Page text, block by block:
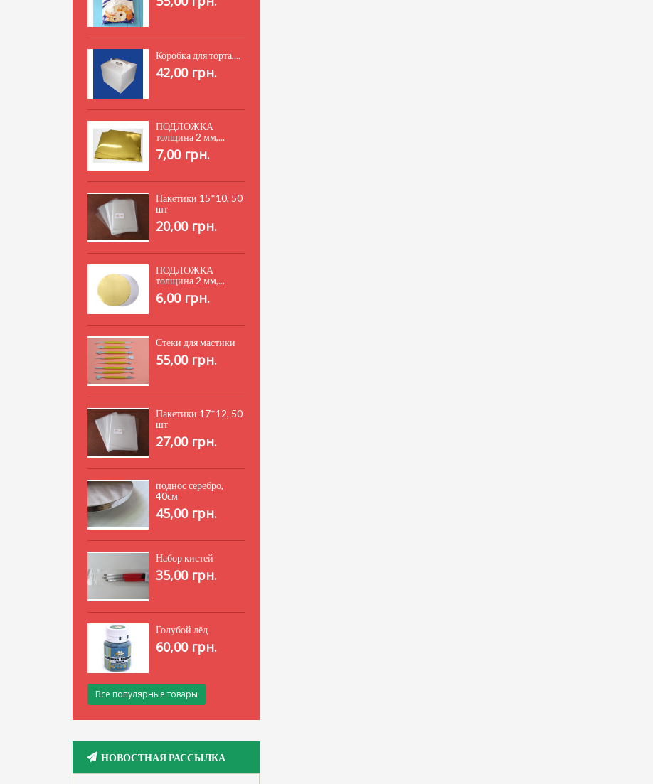
Коробка для торта,...
42,00 грн.
ПОДЛОЖКА
толщина 2 мм,...
7,00 грн.
Пакетики 15*10, 50
шт
20,00 грн.
ПОДЛОЖКА
толщина 2 мм,...
6,00 грн.
Стеки для мастики
55,00 грн.
Пакетики 17*12, 50
шт
27,00 грн.
поднос серебро,
40см
45,00 грн.
Набор кистей
35,00 грн.
Голубой лёд
60,00 грн.
Все популярные товары
НОВОСТНАЯ РАССЫЛКА